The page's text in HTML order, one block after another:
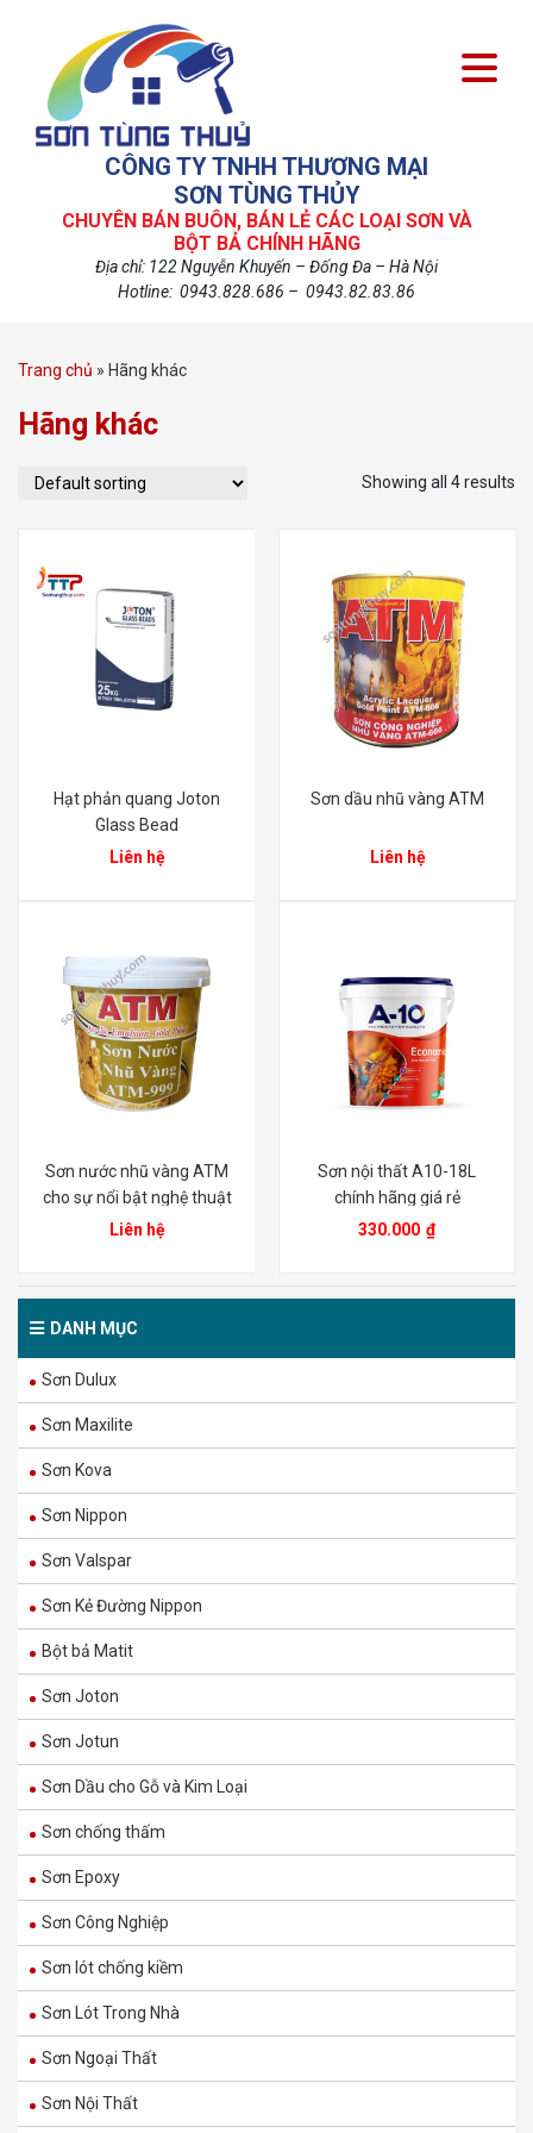
CÔNG TY TNHH THƯƠNG MẠI
SƠN TÙNG THỦY
CHUYÊN BÁN BUÔN, BÁN LẺ CÁC LOẠI SƠN VÀ
BỘT BẢ CHÍNH HÃNG
Địa chỉ: 122 Nguyễn Khuyến – Đống Đa – Hà Nội
Hotline: 0943.828.686 – 0943.82.83.86
Trang chủ » Hãng khác
Hãng khác
Showing all 4 results
Hạt phản quang Joton
Glass Bead
Liên hệ
Sơn dầu nhũ vàng ATM
Liên hệ
Sơn nước nhũ vàng ATM
cho sự nổi bật nghệ thuật
trang trí
Liên hệ
Sơn nội thất A10-18L
chính hãng giá rẻ
330.000 ₫
DANH MỤC
Sơn Dulux
Sơn Maxilite
Sơn Kova
Sơn Nippon
Sơn Valspar
Sơn Kẻ Đường Nippon
Bột bả Matit
Sơn Joton
Sơn Jotun
Sơn Dầu cho Gỗ và Kim Loại
Sơn chống thấm
Sơn Epoxy
Sơn Công Nghiệp
Sơn lót chống kiềm
Sơn Lót Trong Nhà
Sơn Ngoại Thất
Sơn Nội Thất
485.000
810.000 ₫
M60B – MAXILITE TỪ DULUX MÀU BỀN ĐẸP
1.330.000 ₫